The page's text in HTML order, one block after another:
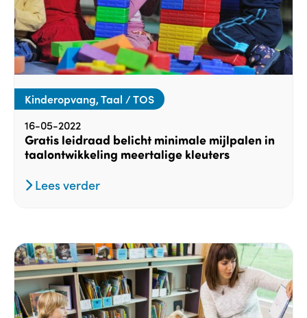
Kinderopvang, Taal / TOS
16-05-2022
Gratis leidraad belicht minimale mijlpalen in
taalontwikkeling meertalige kleuters
Lees verder